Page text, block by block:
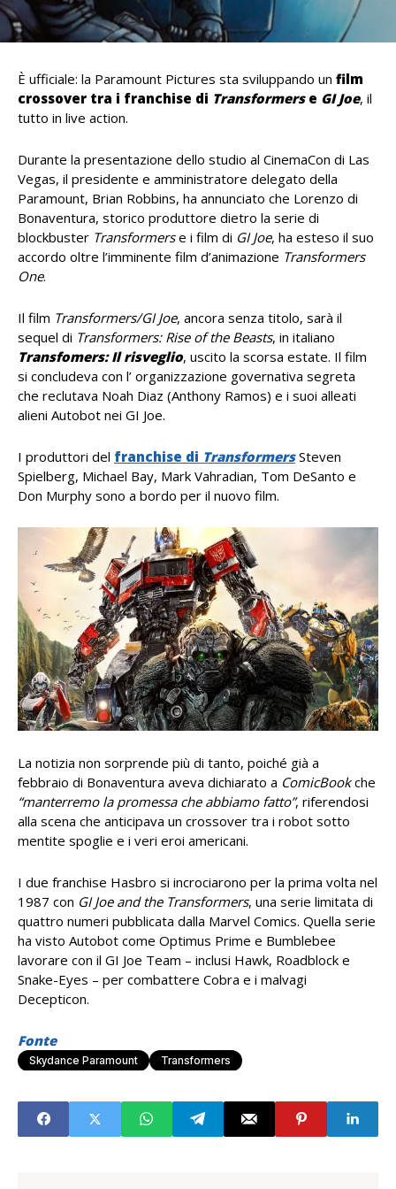
È ufficiale: la Paramount Pictures sta sviluppando un film
crossover tra i franchise di Transformerse GI Joe, il
tutto in live action.
Durante la presentazione dello studio al CinemaCon di Las
Vegas, il presidente e amministratore delegato della
Paramount, Brian Robbins, ha annunciato che Lorenzo di
Bonaventura, storico produttore dietro la serie di
blockbuster Transformerse i film di GI Joe, ha esteso il suo
accordo oltre l’imminente film d’animazione Transformers
One.
Il film Transformers/GI Joe, ancora senza titolo, sarà il
sequel di Transformers: Rise of the Beasts, in italiano
Transfomers: Il risveglio, uscito la scorsa estate. Il film
si concludeva con l’ organizzazione governativa segreta
che reclutava Noah Diaz (Anthony Ramos) e i suoi alleati
alieni Autobot nei GI Joe.
I produttori del franchise di Transformers Steven
Spielberg, Michael Bay, Mark Vahradian, Tom DeSanto e
Don Murphy sono a bordo per il nuovo film.
La notizia non sorprende più di tanto, poiché già a
febbraio di Bonaventura aveva dichiarato a ComicBookche
“manterremo la promessa che abbiamo fatto”, riferendosi
alla scena che anticipava un crossover tra i robot sotto
mentite spoglie e i veri eroi americani.
I due franchise Hasbro si incrociarono per la prima volta nel
1987 con GI Joe and the Transformers, una serie limitata di
quattro numeri pubblicata dalla Marvel Comics. Quella serie
ha visto Autobot come Optimus Prime e Bumblebee
lavorare con il GI Joe Team – inclusi Hawk, Roadblock e
Snake-Eyes – per combattere Cobra e i malvagi
Decepticon.
Fonte
Skydance Paramount Transformers